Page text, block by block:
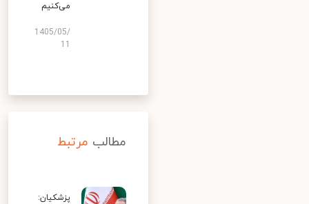
می‌کنیم
1405/05/
مطالب مرتبط
پزشکیان: